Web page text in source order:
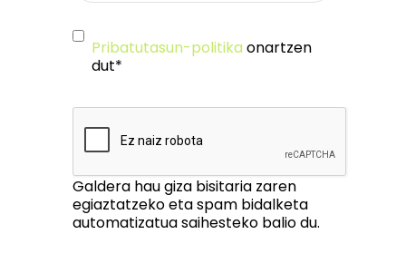
Pribatutasun-politika onartzen
dut*
Galdera hau giza bisitaria zaren
egiaztatzeko eta spam bidalketa
automatizatua saihesteko balio du.